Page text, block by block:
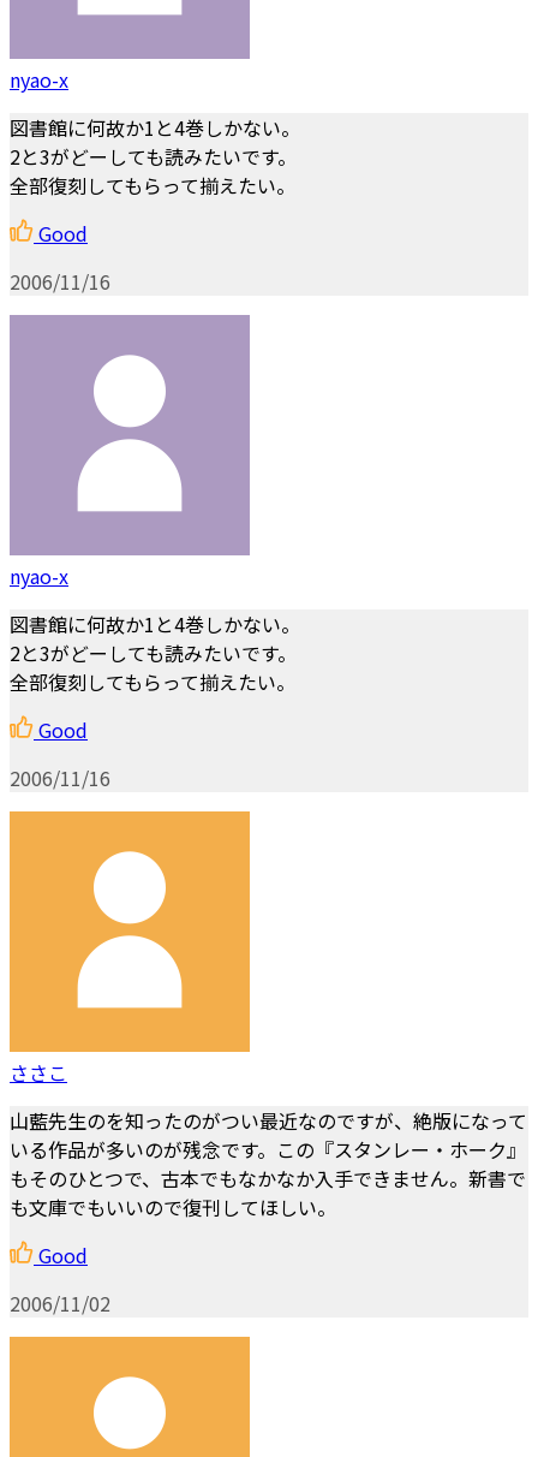
nyao-x
図書館に何故か1と4巻しかない。
2と3がどーしても読みたいです。
全部復刻してもらって揃えたい。
Good
2006/11/16
nyao-x
図書館に何故か1と4巻しかない。
2と3がどーしても読みたいです。
全部復刻してもらって揃えたい。
Good
2006/11/16
ささこ
山藍先生のを知ったのがつい最近なのですが、絶版になって
いる作品が多いのが残念です。この『スタンレー・ホーク』
もそのひとつで、古本でもなかなか入手できません。新書で
も文庫でもいいので復刊してほしい。
Good
2006/11/02